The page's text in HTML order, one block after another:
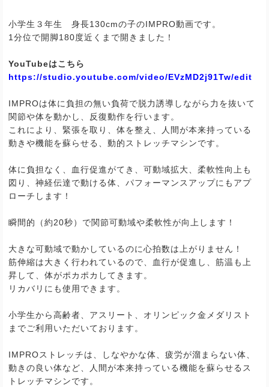
小学生３年生 身長130cmの子のIMPRO動画です。
1分位で開脚180度近くまで開きました！
YouTubeはこちら
https://studio.youtube.com/video/EVzMD2j91Tw/edit
IMPROは体に負担の無い負荷で脱力誘導しながら力を抜いて
関節や体を動かし、反復動作を行います。
これにより、緊張を取り、体を整え、人間が本来持っている
動きや機能を蘇らせる、動的ストレッチマシンです。
体に負担なく、血行促進がてき、可動域拡大、柔軟性向上も
図り、神経伝達で動ける体、パフォーマンスアップにもアプ
ローチします！
瞬間的（約20秒）で関節可動域や柔軟性が向上します！
大きな可動域で動かしているのに心拍数は上がりません！
筋伸縮は大きく行われているので、血行が促進し、筋温も上
昇して、体がポカポカしてきます。
リカバリにも使用できます。
小学生から高齢者、アスリート、オリンピック金メダリスト
までご利用いただいております。
IMPROストレッチは、しなやかな体、疲労が溜まらない体、
動きの良い体など、人間が本来持っている機能を蘇らせるス
トレッチマシンです。